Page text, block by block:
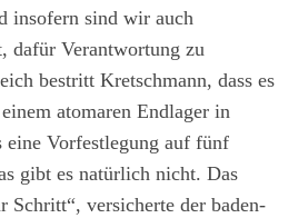
insofern sind wir auch
dafür Verantwortung zu
bestritt Kretschmann, dass es
atomaren Endlager in
eine Vorfestlegung auf fünf
gibt es natürlich nicht. Das
Schritt“, versicherte der baden-